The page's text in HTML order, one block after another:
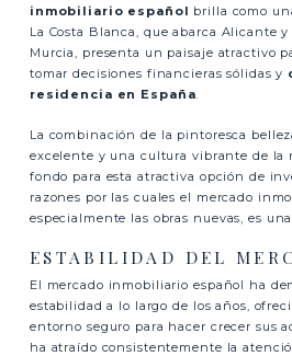
inmobiliario español brilla como
La Costa Blanca, que abarca Alicante
Murcia, presenta un paisaje atractivo
tomar decisiones financieras sólidas y
residencia en España.
La combinación de la pintoresca
excelente y una cultura vibrante de la
fondo para esta atractiva opción de
razones por las cuales el mercado
especialmente las obras nuevas, es
ESTABILIDAD DEL
El mercado inmobiliario español ha
estabilidad a lo largo de los años,
entorno seguro para hacer crecer sus
ha atraído consistentemente la